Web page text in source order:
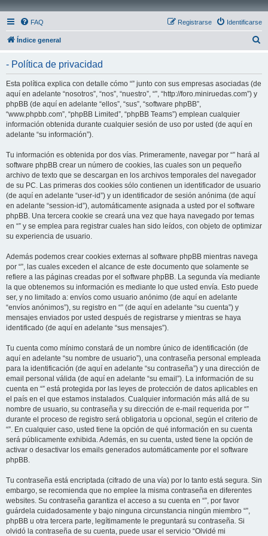
FAQ Identificarse
Registrarse
Índice general
- Política de privacidad
Esta política explica con detalle cómo “” junto con sus empresas asociadas (de
aquí en adelante “nosotros”, “nos”, “nuestro”, “”, “http://foro.miniruedas.com”) y
phpBB (de aquí en adelante “ellos”, “sus”, “software phpBB”,
“www.phpbb.com”, “phpBB Limited”, “phpBB Teams”) emplean cualquier
información obtenida durante cualquier sesión de uso por usted (de aquí en
adelante “su información”).
Tu información es obtenida por dos vías. Primeramente, navegar por “” hará al
software phpBB crear un número de cookies, las cuales son un pequeño
archivo de texto que se descargan en los archivos temporales del navegador
de su PC. Las primeras dos cookies sólo contienen un identificador de usuario
(de aquí en adelante “user-id”) y un identificador de sesión anónima (de aquí
en adelante “session-id”), automáticamente asignada a usted por el software
phpBB. Una tercera cookie se creará una vez que haya navegado por temas
en “” y se emplea para registrar cuales han sido leídos, con objeto de optimizar
su experiencia de usuario.
Además podemos crear cookies externas al software phpBB mientras navega
por “”, las cuales exceden el alcance de este documento que solamente se
refiere a las páginas creadas por el software phpBB. La segunda vía mediante
la que obtenemos su información es mediante lo que usted envía. Esto puede
ser, y no limitado a: envíos como usuario anónimo (de aquí en adelante
“envíos anónimos”), su registro en “” (de aquí en adelante “su cuenta”) y
mensajes enviados por usted después de registrarse y mientras se haya
identificado (de aquí en adelante “sus mensajes”).
Tu cuenta como mínimo constará de un nombre único de identificación (de
aquí en adelante “su nombre de usuario”), una contraseña personal empleada
para la identificación (de aquí en adelante “su contraseña”) y una dirección de
email personal válida (de aquí en adelante “su email”). La información de su
cuenta en “” está protegida por las leyes de protección de datos aplicables en
el país en el que estamos instalados. Cualquier información más allá de su
nombre de usuario, su contraseña y su dirección de e-mail requerida por “”
durante el proceso de registro será obligatoria u opcional, según el criterio de
“”. En cualquier caso, usted tiene la opción de qué información en su cuenta
será públicamente exhibida. Además, en su cuenta, usted tiene la opción de
activar o desactivar los emails generados automáticamente por el software
phpBB.
Tu contraseña está encriptada (cifrado de una vía) por lo tanto está segura. Sin
embargo, se recomienda que no emplee la misma contraseña en diferentes
websites. Su contraseña garantiza el acceso a su cuenta en “”, por favor
guárdela cuidadosamente y bajo ninguna circunstancia ningún miembro “”,
phpBB u otra tercera parte, legítimamente le preguntará su contraseña. Si
olvidó la contraseña de su cuenta, puede usar el servicio “Olvidé mi